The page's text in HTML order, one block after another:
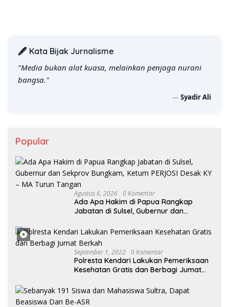
🖋️ Kata Bijak Jurnalisme
"Kebebasan pers adalah nafas terakhir bagi suara
kebenaran."
—Syadir Ali
Popular
Agustus 6, 2026 0 Komentar
Ada Apa Hakim di Papua Rangkap
Jabatan di Sulsel, Gubernur dan
Desak KY – MA Turun Tangan
September 1, 2022 0 Komentar
Polresta Kendari Lakukan Pemeriksaan
Kesehatan Gratis dan Berbagi Jumat